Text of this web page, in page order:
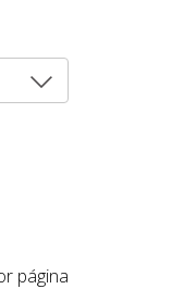
processo
CLDF podem ser
página